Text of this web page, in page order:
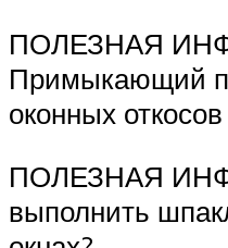
ПОЛЕЗНАЯ
Примыкающий
оконных откосов
ПОЛЕЗНАЯ
выполнить